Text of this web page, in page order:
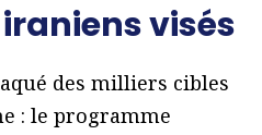
visés
des milliers cibles
: le programme